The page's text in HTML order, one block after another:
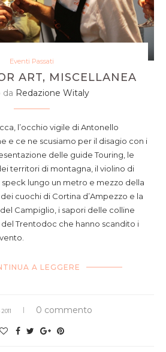
Eventi Passati
ART, MISCELLANEA
da Redazione Witaly
l’occhio vigile di Antonello
e ce ne scusiamo per il disagio con i
delle guide Touring, le
territori di montagna, il violino di
lungo un metro e mezzo della
cuochi di Cortina d’Ampezzo e la
Campiglio, i sapori delle colline
Trentodoc che hanno scandito i
A LEGGERE
0 commento